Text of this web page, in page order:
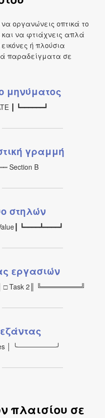
οργανώνεις οπτικά το
και να φτιάχνεις απλά
ή πλούσια
παραδείγματα σε
μηνύματος
┃ ┗━━━━━━┛
γραμμή
Section B
στηλών
┗━━━━┻━━━━┛
εργασιών
Task 2║ ╚════════╝
│ ╰────────╯
πλαισίου σε